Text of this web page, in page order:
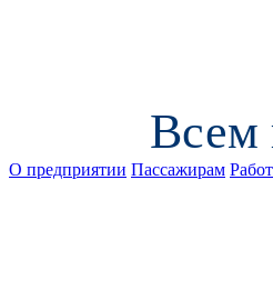
Всем
О предприятии Пассажирам